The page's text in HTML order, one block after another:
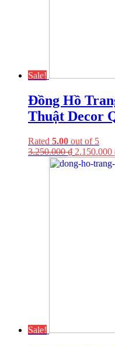
Sale!
Đồng Hồ
Thuật Decor
Rated 5.00 out of 5
3.250.000₫ 2.150.000
Sale!